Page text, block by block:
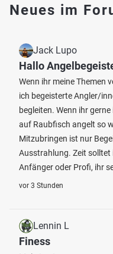
Neues im
Jack Lupo
Hallo
Wenn ihr meine Themen
ich begeisterte Angler/
begleiten. Wenn ihr
auf Raubfisch angelt so
Mitzubringen ist nur
Ausstrahlung. Zeit
Anfänger oder Profi, ihr
vor 3 Stunden
Lennin L
Finess